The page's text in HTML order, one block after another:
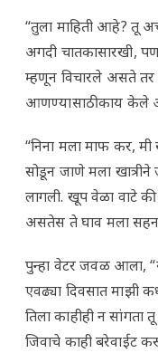
“तुला माहिती आहे? तू
अगदी चातकासारखी,
म्हणून विचारले असते तर
आणण्यासाठी काय केले
“निना मला माफ कर,
सोडून जाणे मला
लागली. खूप वेळा वाटे
असतेस ते घाव मला सहन
पुन्हा वेटर जवळ आला,
एवढ्या दिवसात माझी
तिला काहीही न
जिवाचे काही बरेवाईट